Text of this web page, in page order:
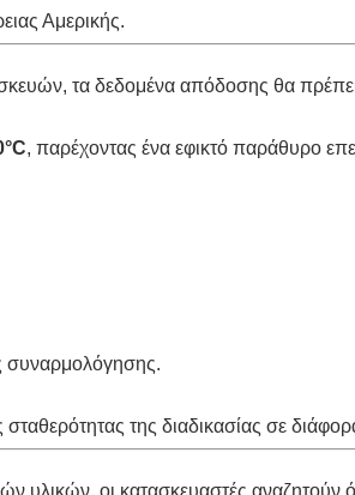
Αμερικής.
τα δεδομένα απόδοσης θα
, παρέχοντας ένα εφικτό παράθυρο
συναρμολόγησης.
της διαδικασίας σε
υλικών, οι κατασκευαστές